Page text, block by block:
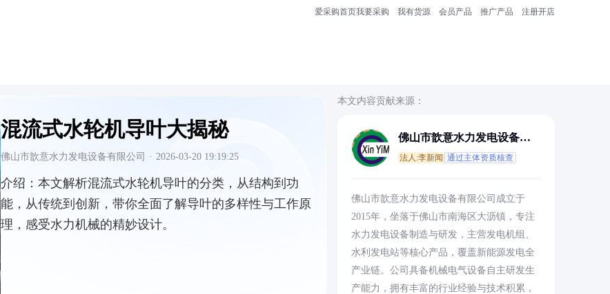
爱采购首页我要采购 我有货源 会员产品 推广产品 注册开店
混流式水轮机导叶大揭秘
佛山市歆意水力发电设备有限公司 · 2026-03-20 19:19:25
介绍： 本文解析混流式水轮机导叶的分类，从结构到功
能，从传统到创新，带你全面了解导叶的多样性与工作原
理，感受水力机械的精妙设计。
本文内容贡献来源：
佛山市歆意水力发电设备有
法人:李新闻 通过主体资质核查
佛山市歆意水力发电设备有限公司成立于
2015年，坐落于佛山市南海区大沥镇，专注
水力发电设备制造与研发，主营发电机组、
水利发电站等核心产品，覆盖新能源发电全
产业链。公司具备机械电气设备自主研发生
产能力，拥有丰富的行业经验与技术积累，